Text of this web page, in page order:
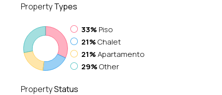
PropertyTypes
33% Piso
21%Chalet
21%Apartamento
29%Other
PropertyStatus